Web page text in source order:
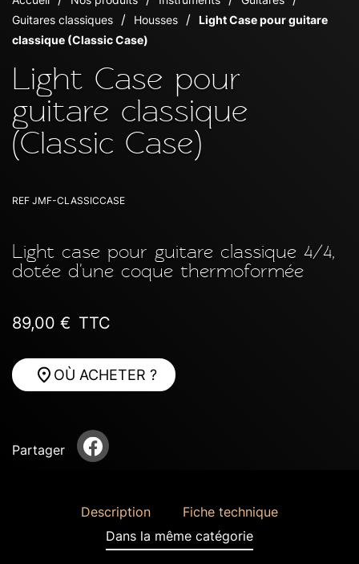
Guitares classiques
Housses
Light Case pour guitare
classique (Classic Case)
Light Case pour
guitare classique
(Classic Case)
REF JMF-CLASSICCASE
Light case pour guitare classique 4/4,
dotée d'une coque thermoformée
89,00 € TTC
OÙ ACHETER ?
Partager
Description
Fiche technique
Dans la même catégorie